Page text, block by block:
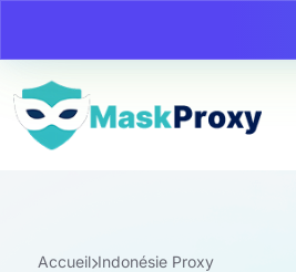
Accueil Indonésie Proxy